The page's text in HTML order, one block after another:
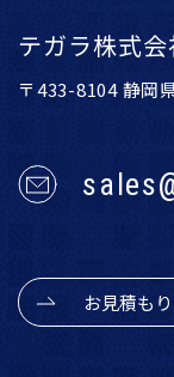
テガラ株式会
〒433-8104 静岡
お見積も